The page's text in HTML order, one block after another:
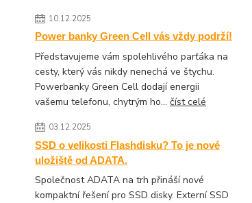
10.12.2025
Power banky Green Cell vás vždy podrží!
Představujeme vám spolehlivého parťáka na
cesty, který vás nikdy nenechá ve štychu.
Powerbanky Green Cell dodají energii
vašemu telefonu, chytrým ho...číst celé
03.12.2025
SSD o velikosti Flashdisku? To je nové
uložiště od ADATA.
Společnost ADATA na trh přináší nové
kompaktní řešení pro SSD disky. Externí SSD